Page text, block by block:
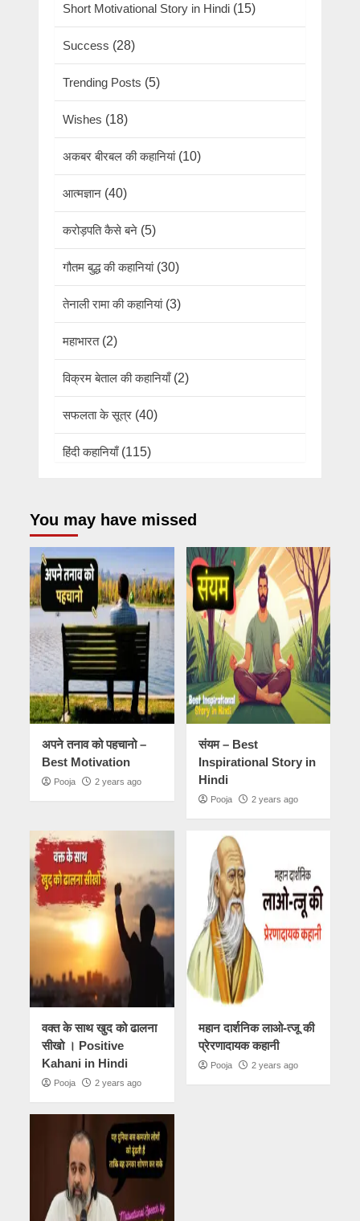
Short Motivational Story in Hindi (15)
Success (28)
Trending Posts (5)
Wishes (18)
अकबर बीरबल की कहानियां(10)
आत्मज्ञान (40)
करोड़पति कैसे बने (5)
गौतम बुद्ध की कहानियां(30)
तेनाली रामा की कहानियां(3)
महाभारत(2)
विक्रम बेताल की कहानियाँ(2)
सफलता के सूत्र (40)
हिंदी कहानियाँ(115)
You may have missed
अपने तनाव को पहचानो –
Best Motivation
Pooja 2 years ago
संयम – Best
Inspirational Story in
Hindi
Pooja 2 years ago
वक्त के साथ खुद को ढालना
सीखो । Positive
Kahani in Hindi
Pooja 2 years ago
महान दार्शनिक लाओ-त्जू की
प्रेरणादायक कहानी
Pooja 2 years ago